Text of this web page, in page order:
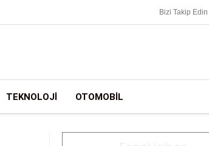
Bizi Takip Edin
TEKNOLOJI OTOMOBIL